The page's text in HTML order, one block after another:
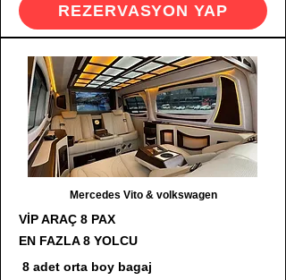
REZERVASYON YAP
Mercedes Vito & volkswagen
VİP ARAÇ 8 PAX
EN FAZLA 8 YOLCU
8 adet orta boy bagaj